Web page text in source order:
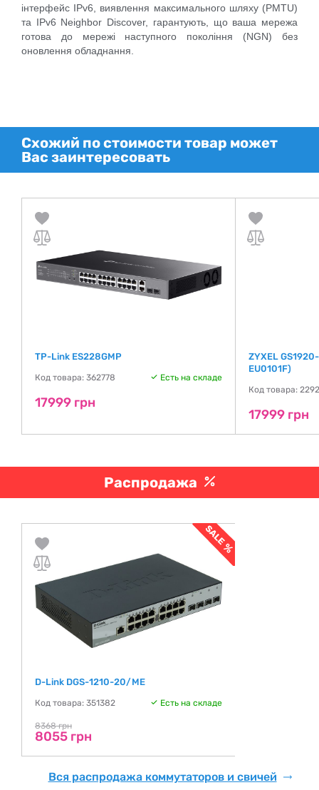
інтерфейс IPv6, виявлення максимального шляху (PMTU)
та IPv6 Neighbor Discover, гарантують, що ваша мережа
готова до мережі наступного покоління (NGN) без
оновлення обладнання.
Схожий по стоимости товар может
Вас заинтересовать
TP-Link ES228GMP
Код товара: 362778 Есть на складе
17999 грн
ZYXEL
EU0101F)
Код товара:
17999 грн
Распродажа
D-Link DGS-1210-20/ME
Код товара: 351382 Есть на складе
8368 грн
8055 грн
Вся распродажа коммутаторов и свичей